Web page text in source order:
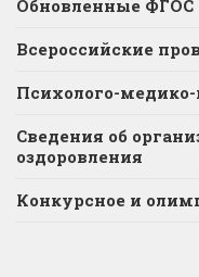
Обновленные ФГОС
Всероссийские
Психолого-
Сведения об
оздоровления
Конкурсное и